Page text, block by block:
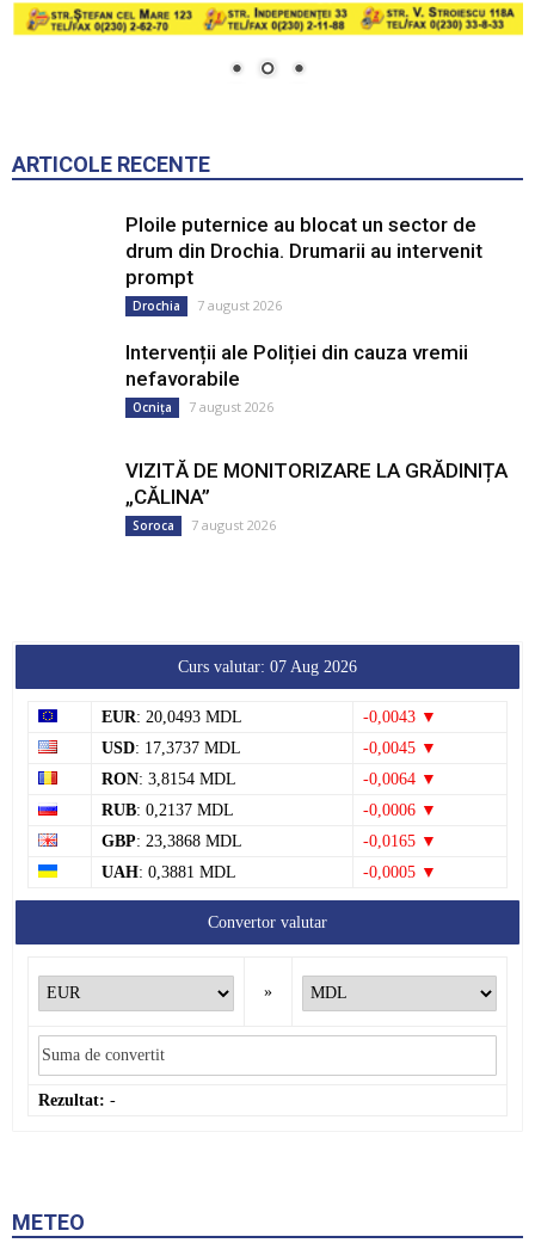
ARTICOLE RECENTE
Ploile puternice au blocat un sector de
drum din Drochia. Drumarii au intervenit
prompt
Drochia 7 august 2026
Intervenții ale Poliției din cauza vremii
nefavorabile
Ocnița 7 august 2026
VIZITĂ DE MONITORIZARE LA GRĂDINIȚA
„CĂLINA”
Soroca 7 august 2026
Curs valutar: 07 Aug 2026
EUR: 20,0493 MDL
-0,0043 ▼
USD: 17,3737 MDL
-0,0045 ▼
RON: 3,8154 MDL
-0,0064 ▼
RUB: 0,2137 MDL
-0,0006 ▼
GBP: 23,3868 MDL
-0,0165 ▼
UAH: 0,3881 MDL -0,0005 ▼
Convertor valutar
»
Rezultat: -
METEO